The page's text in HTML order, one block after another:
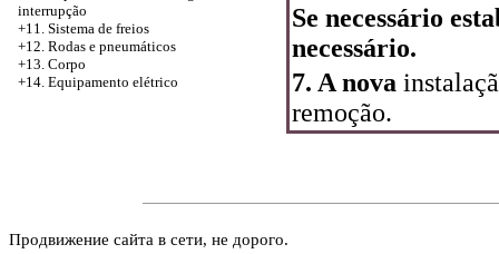
interrupção
+11. Sistema de freios
+12. Rodas e pneumáticos
+13. Corpo
+14. Equipamento elétrico
Se necessário
necessário.
7. A nova
remoção.
Продвижение сайта в сети, не дорого.